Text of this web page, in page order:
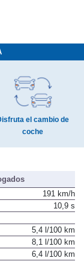
el cambio de
coche
191 km/h
10,9 s
5,4 l/100 km
8,1 l/100 km
6,4 l/100 km